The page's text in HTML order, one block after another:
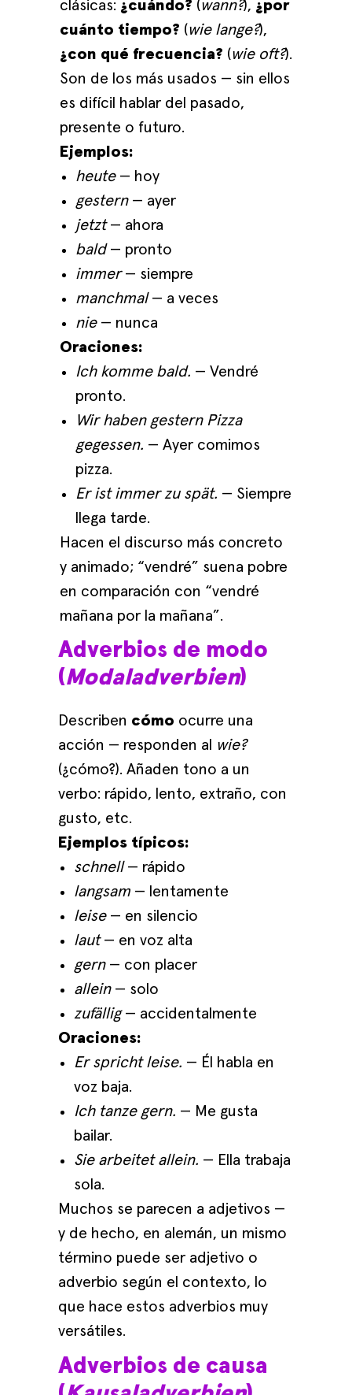
Describen cómo ocurre una
acción — responden al wie?
(¿cómo?). Añaden tono a un
verbo: rápido, lento, extraño, con
gusto, etc.
Ejemplos típicos:
schnell— rápido
langsam — lentamente
leise— en silencio
laut— en voz alta
gern— con placer
allein— solo
zufällig— accidentalmente
Oraciones:
Er spricht leise. — Él habla en
voz baja.
Ich tanze gern. — Me gusta
bailar.
Sie arbeitet allein. — Ella trabaja
sola.
Muchos se parecen a adjetivos —
y de hecho, en alemán, un mismo
término puede ser adjetivo o
adverbio según el contexto, lo
que hace estos adverbios muy
versátiles.
clásicas: ¿cuándo? (wann?), ¿por
cuánto tiempo? (wie lange?),
¿con qué frecuencia? (wie oft?).
Son de los más usados — sin ellos
es difícil hablar del pasado,
presente o futuro.
Ejemplos:
heute— hoy
gestern— ayer
jetzt— ahora
bald— pronto
immer— siempre
manchmal— a veces
nie— nunca
Oraciones:
Ich komme bald. — Vendré
pronto.
Wir haben gestern Pizza
gegessen. — Ayer comimos
pizza.
Er ist immer zu spät. — Siempre
llega tarde.
Hacen el discurso más concreto
y animado; “vendré” suena pobre
en comparación con “vendré
mañana por la mañana”.
Adverbios de causa
Adverbios de modo
(Modaladverbien)